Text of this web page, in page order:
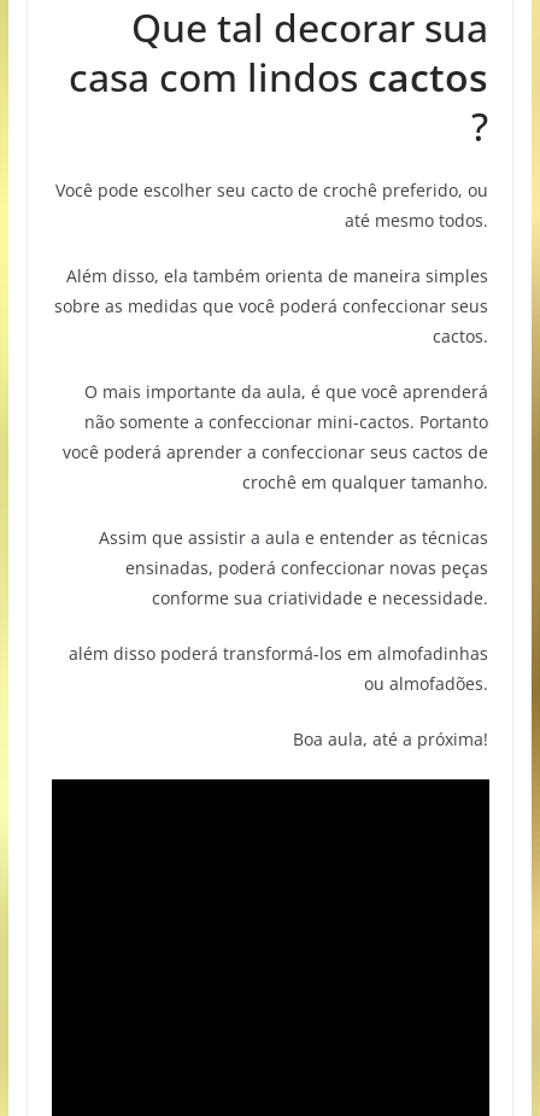
Que tal decorar sua
casa com lindos cactos
?
Você pode escolher seu cacto de crochê preferido, ou
até mesmo todos.
Além disso, ela também orienta de maneira simples
sobre as medidas que você poderá confeccionar seus
cactos.
O mais importante da aula, é que você aprenderá
não somente a confeccionar mini-cactos. Portanto
você poderá aprender a confeccionar seus cactos de
crochê em qualquer tamanho.
Assim que assistir a aula e entender as técnicas
ensinadas, poderá confeccionar novas peças
conforme sua criatividade e necessidade.
além disso poderá transformá-los em almofadinhas
ou almofadões.
Boa aula, até a próxima!